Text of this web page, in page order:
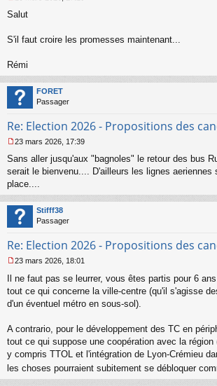
e
s
e
n
o
n
l
Salut
S'il faut croire les promesses maintenant...
Rémi
FORET
Passager
Re: Election 2026 - Propositions des
e
s
s
g
e
n
n
u
23 mars 2026, 17:39
Sans aller jusqu'aux "bagnoles" le retour des bus
serait le bienvenu.... D'ailleurs les lignes aeriennes
place....
Stifff38
Passager
Re: Election 2026 - Propositions des
e
s
e
n
o
l
23 mars 2026, 18:01
Il ne faut pas se leurrer, vous êtes partis pour 6
tout ce qui concerne la ville-centre (qu'il s'agisse
d'un éventuel métro en sous-sol).
A contrario, pour le développement des TC en
tout ce qui suppose une coopération avec la région
y compris TTOL et l'intégration de Lyon-Crémieu
les choses pourraient subitement se débloquer